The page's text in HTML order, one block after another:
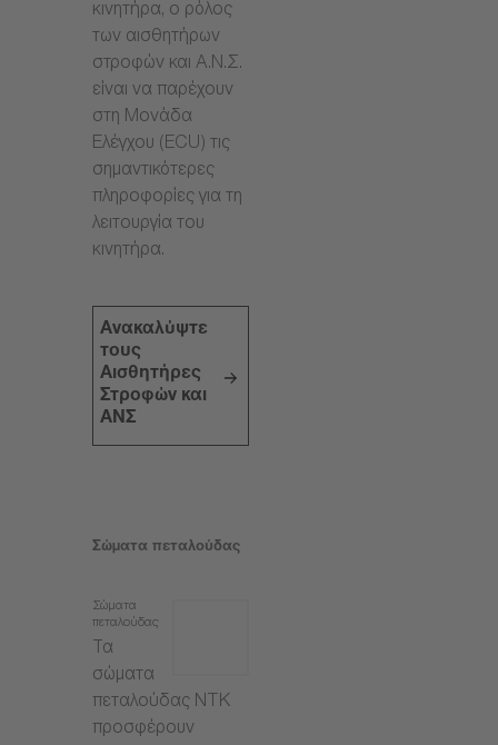
κινητήρα, ο ρόλος
των αισθητήρων
στροφών και Α.Ν.Σ.
είναι να παρέχουν
στη Μονάδα
Ελέγχου (ECU) τις
σημαντικότερες
πληροφορίες για τη
λειτουργία του
κινητήρα.
Ανακαλύψτε
τους
Αισθητήρες
Στροφών και
ΑΝΣ
Σώματα πεταλούδας
Σώματα
πεταλούδας
Τα
σώματα
πεταλούδας NTK
προσφέρουν